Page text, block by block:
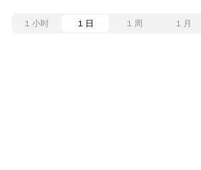
1 小时 1 日 1 周 1 月